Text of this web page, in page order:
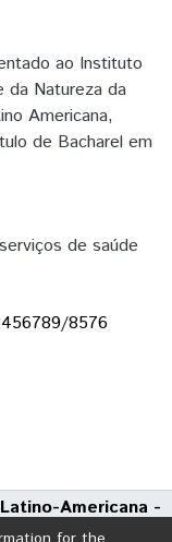
ao Instituto
da Natureza da
Americana,
de Bacharel em
serviços de saúde
8576
Americana -